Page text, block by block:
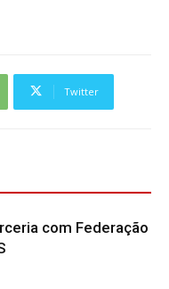
Twitter
com Federação